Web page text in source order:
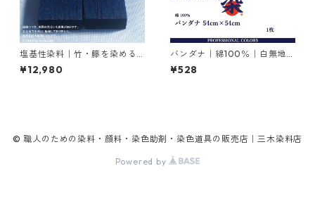
塩基性染料｜竹・籐を染める
｜500g｜塩基性ブラック（黒
色系）
¥12,980
バンダナ｜綿100％｜白無地｜
54cm×54cm×1枚
¥528
© 職人のための染料・顔料・染色助剤・染色道具の販売店｜三木染料店
Powered by